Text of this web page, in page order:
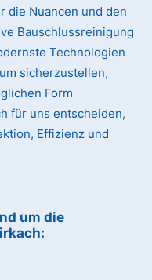
die Nuancen und den
Bauschlussreinigung
Technologien
sicherzustellen,
Form
für uns entscheiden,
Effizienz und
um die
: